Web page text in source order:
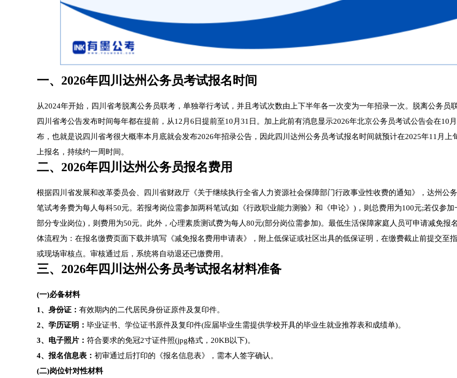
一、2026年四川达州公务员考试报名时间
从2024年开始，四川省考脱离公务员联考，单独举行考试，并且考试次数由上下半年各一次变为一年招录一次。脱离公务员
四川省考公告发布时间每年都在提前，从12月6日提前至10月31日。加上此前有消息显示2026年北京公务员考试公告会在10
布，也就是说四川省考很大概率本月底就会发布2026年招录公告，因此四川达州公务员考试报名时间就预计在2025年11月上
上报名，持续约一周时间。
二、2026年四川达州公务员报名费用
根据四川省发展和改革委员会、四川省财政厅《关于继续执行全省人力资源社会保障部门行政事业性收费的通知》，达州公
笔试考务费为每人每科50元。若报考岗位需参加两科笔试(如《行政职业能力测验》和《申论》)，则总费用为100元;若仅参加
部分专业岗位)，则费用为50元。此外，心理素质测试费为每人80元(部分岗位需参加)。最低生活保障家庭人员可申请减免报
体流程为：在报名缴费页面下载并填写《减免报名费用申请表》，附上低保证或社区出具的低保证明，在缴费截止前提交至
或现场审核点。审核通过后，系统将自动退还已缴费用。
三、2026年四川达州公务员考试报名材料准备
(一)必备材料
1、身份证： 有效期内的二代居民身份证原件及复印件。
2、学历证明： 毕业证书、学位证书原件及复印件(应届毕业生需提供学校开具的毕业生就业推荐表和成绩单)。
3、电子照片： 符合要求的免冠2寸证件照(jpg格式，20KB以下)。
4、报名信息表： 初审通过后打印的《报名信息表》，需本人签字确认。
(二)岗位针对性材料